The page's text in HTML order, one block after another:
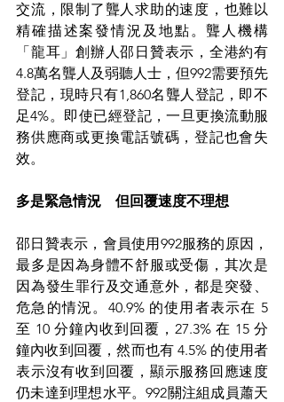
交流，限制了聾人求助的速度，也難以
精確描述案發情況及地點。聾人機構
「龍耳」創辦人邵日贊表示，全港約有
4.8萬名聾人及弱聽人士，但992需要預先
登記，現時只有1,860名聾人登記，即不
足4%。即使已經登記，一旦更換流動服
務供應商或更換電話號碼，登記也會失
效。
多是緊急情況　但回覆速度不理想
邵日贊表示，會員使用992服務的原因，
最多是因為身體不舒服或受傷，其次是
因為發生罪行及交通意外，都是突發、
危急的情況。40.9% 的使用者表示在 5
至 10 分鐘內收到回覆，27.3% 在 15 分
鐘內收到回覆，然而也有 4.5% 的使用者
表示沒有收到回覆，顯示服務回應速度
仍未達到理想水平。992關注組成員蕭天